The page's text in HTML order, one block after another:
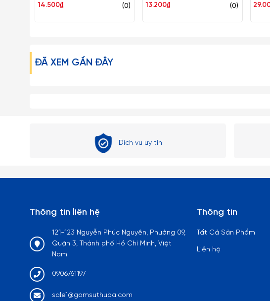
Long Phương Sứ LP AA 1117(0)
14.500₫
(0)
13.200₫
6cm
ĐÃ XEM GẦN ĐÂY
Dịch vụ uy tín
Thông tin liên hệ
121-123 Nguyễn Phúc Nguyên, Phường 09,
Quận 3, Thành phố Hồ Chí Minh, Việt
Nam
0906761197
sale1@gomsuthuba.com
Thông tin
Tất Cả Sản Phẩm
Liên hệ